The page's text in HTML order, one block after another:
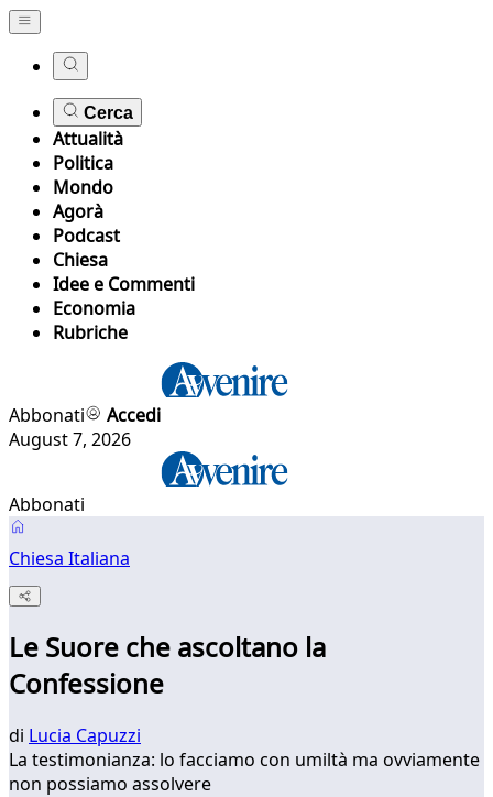
Cerca
Attualità
Politica
Mondo
Agorà
Podcast
Chiesa
Idee e Commenti
Economia
Rubriche
Abbonati
Accedi
August 7, 2026
Abbonati
Chiesa Italiana
Le Suore che ascoltano la
Confessione
di Lucia Capuzzi
La testimonianza: lo facciamo con umiltà ma ovviamente
non possiamo assolvere